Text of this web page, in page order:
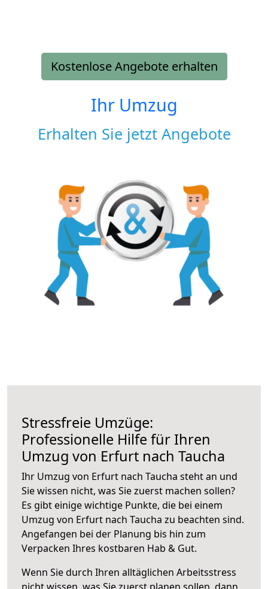
Kostenlose Angebote erhalten
Ihr Umzug
Erhalten Sie jetzt Angebote
Stressfreie Umzüge:
Professionelle Hilfe für Ihren
Umzug von Erfurt nach Taucha
Ihr Umzug von Erfurt nach Taucha steht an und
Sie wissen nicht, was Sie zuerst machen sollen?
Es gibt einige wichtige Punkte, die bei einem
Umzug von Erfurt nach Taucha zu beachten sind.
Angefangen bei der Planung bis hin zum
Verpacken Ihres kostbaren Hab & Gut.
Wenn Sie durch Ihren alltäglichen Arbeitsstress